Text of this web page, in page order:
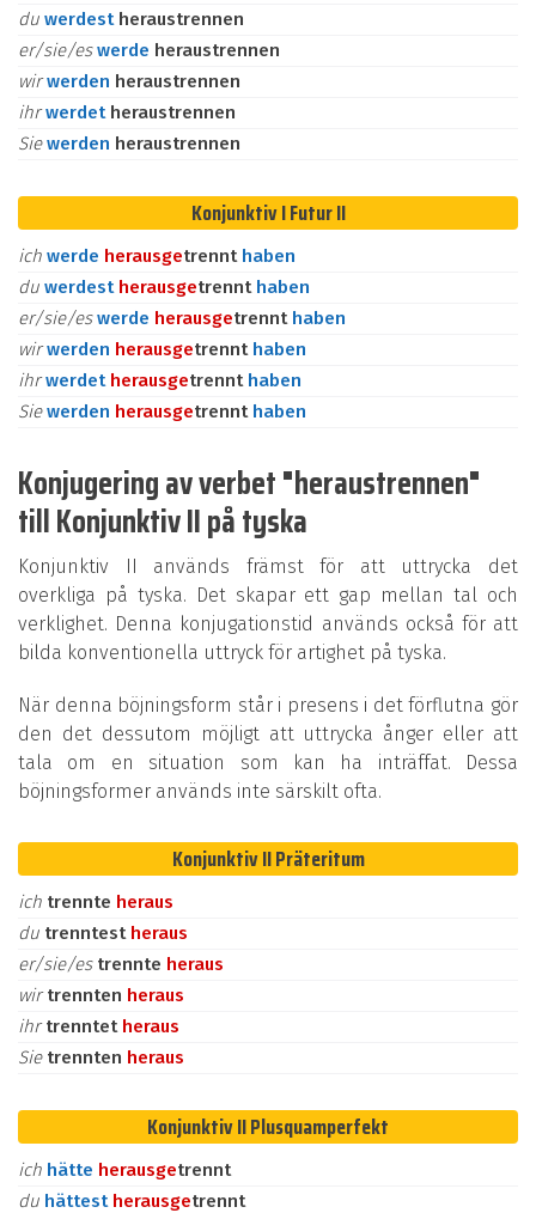
du werdest heraustrennen
er/sie/eswerde heraustrennen
wirwerden heraustrennen
ihrwerdet heraustrennen
Siewerden heraustrennen
Konjunktiv I Futur II
ich werde herausgetrennt haben
du werdest herausgetrennt haben
er/sie/eswerde herausgetrennt haben
wirwerden herausgetrennt haben
ihrwerdet herausgetrennt haben
Siewerden herausgetrennt haben
Konjugering av verbet "heraustrennen"
till Konjunktiv II på tyska
Konjunktiv II används främst för att uttrycka det
overkliga på tyska. Det skapar ett gap mellan tal och
verklighet. Denna konjugationstid används också för att
bilda konventionella uttryck för artighet på tyska.
När denna böjningsform står i presens i det förflutna gör
den det dessutom möjligt att uttrycka ånger eller att
tala om en situation som kan ha inträffat. Dessa
böjningsformer används inte särskilt ofta.
Konjunktiv II Präteritum
ich trennte heraus
du trenntest heraus
er/sie/es trennte heraus
wirtrennten heraus
ihrtrenntet heraus
Sie trennten heraus
Konjunktiv II Plusquamperfekt
ich hätte herausgetrennt
du hättest herausgetrennt